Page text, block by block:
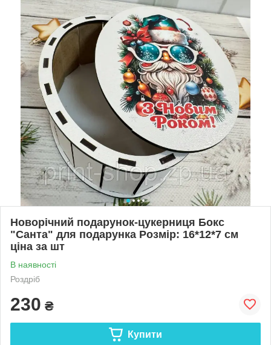
Новорічний подарунок-цукерниця Бокс
"Санта" для подарунка Розмір: 16*12*7 см
ціна за шт
В наявності
Роздріб
230 ₴
Купити